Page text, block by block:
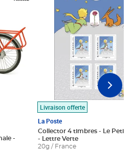
Livraison offerte
La Poste
Collector 4 timbres - Le Petit
- Lettre Verte
20g / France